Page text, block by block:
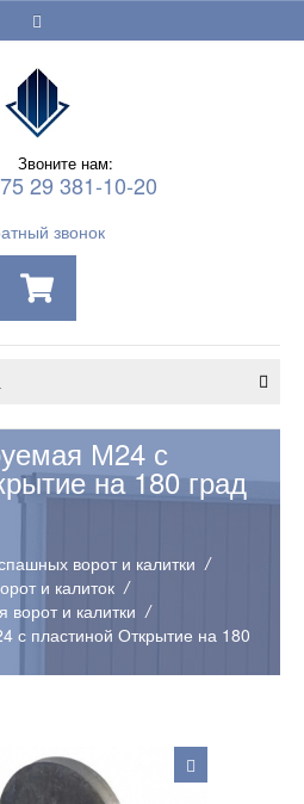
Звоните нам:
29 381-10-20
звонок
М24 с
на 180 град
ворот и калитки
и калиток
ворот и калитки
с пластиной Открытие на 180